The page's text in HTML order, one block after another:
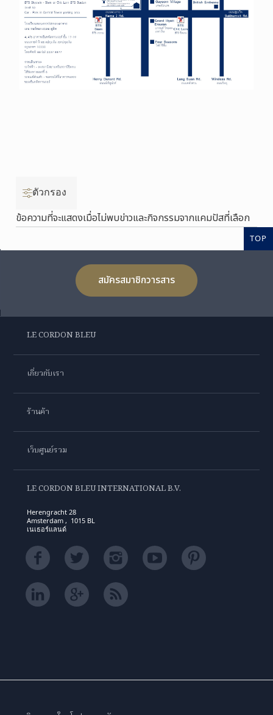
ตัวกรอง
ข้อความที่จะแสดงเมื่อไม่พบข่าวและกิจกรรมจากแคมปัสที่เลือก
TOP
สมัครสมาชิกวารสาร
LE CORDON BLEU
เกี่ยวกับเรา
ร้านค้า
เว็บศูนย์รวม
LE CORDON BLEU INTERNATIONAL B.V.
Herengracht 28
Amsterdam , 1015 BL
เนเธอร์แลนด์